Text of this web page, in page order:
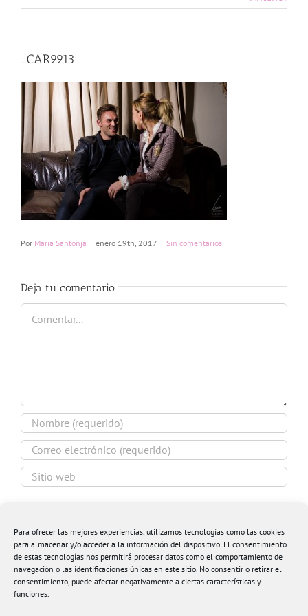
Para ofrecer las mejores experiencias, utilizamos tecnologías como las cookies
para almacenar y/o acceder a la información del dispositivo. El consentimiento
de estas tecnologías nos permitirá procesar datos como el comportamiento de
navegación o las identificaciones únicas en este sitio. No consentir o retirar el
consentimiento, puede afectar negativamente a ciertas características y
funciones.
_CAR9913
Por Maria Santonja | enero 19th, 2017 | Sin comentarios
Deja tu comentario
Comentar
navegador para la próxima vez que comente.